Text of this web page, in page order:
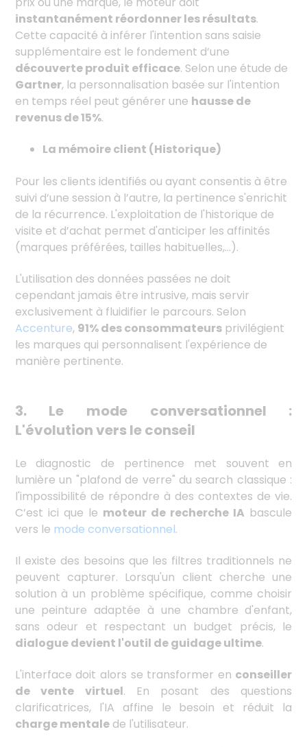
instantanément réordonner les résultats.
Cette capacité à inférer l'intention sans saisie
supplémentaire est le fondement d’une
découverte produit efficace. Selon une étude de
Gartner, la personnalisation basée sur l'intention
en temps réel peut générer une hausse de
revenus de 15%.
La mémoire client (Historique)
Pour les clients identifiés ou ayant consentis à être
suivi d’une session à l’autre, la pertinence s'enrichit
de la récurrence. L'exploitation de l'historique de
visite et d’achat permet d'anticiper les affinités
(marques préférées, tailles habituelles,…).
L'utilisation des données passées ne doit
cependant jamais être intrusive, mais servir
exclusivement à fluidifier le parcours. Selon
Accenture, 91% des consommateursprivilégient
les marques qui personnalisent l'expérience de
manière pertinente.
3. Le mode conversationnel :
L'évolution vers le conseil
Le diagnostic de pertinence met souvent en
lumière un "plafond de verre" du search classique :
l'impossibilité de répondre à des contextes de vie.
C’est ici que le moteur de recherche IA bascule
vers le mode conversationnel.
Il existe des besoins que les filtres traditionnels ne
peuvent capturer. Lorsqu'un client cherche une
solution à un problème spécifique, comme choisir
une peinture adaptée à une chambre d'enfant,
sans odeur et respectant un budget précis, le
dialogue devient l'outil de guidage ultime.
L'interface doit alors se transformer en conseiller
de vente virtuel. En posant des questions
clarificatrices, l'IA affine le besoin et réduit la
charge mentalede l'utilisateur.